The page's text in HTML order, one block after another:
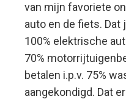
van mijn favoriete
auto en de fiets. Dat
100% elektrische
70%
betalen i.p.v. 75%
aangekondigd. Dat